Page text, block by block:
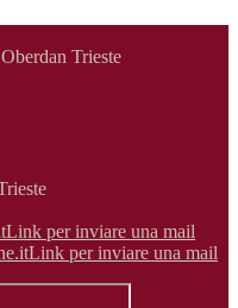
Trieste
Link per inviare una mail
Link per inviare una mail